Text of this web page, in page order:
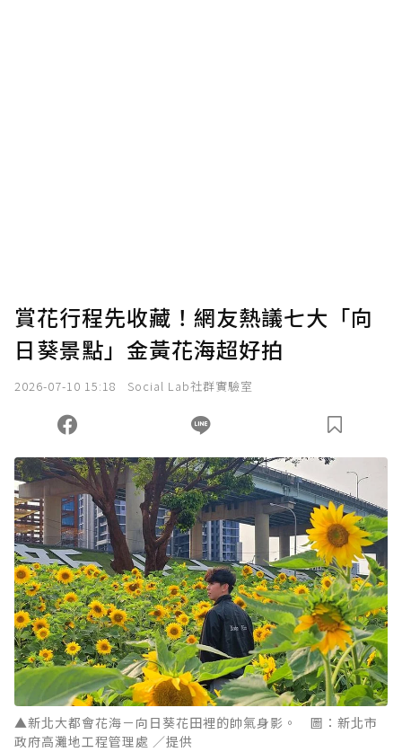
賞花行程先收藏！網友熱議七大「向
日葵景點」金黃花海超好拍
2026-07-10 15:18 Social Lab社群實驗室
▲新北大都會花海－向日葵花田裡的帥氣身影。 圖：新北市
政府高灘地工程管理處 ／提供